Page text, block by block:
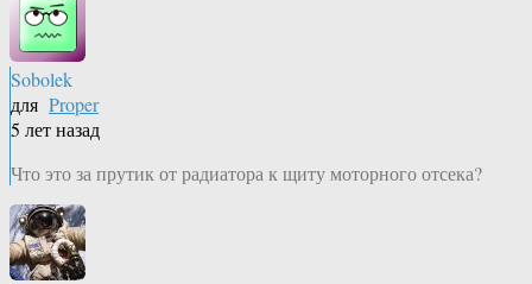
Sobolek
для Proper
5 лет назад
Что это за прутик от радиатора к щиту моторного отсека?